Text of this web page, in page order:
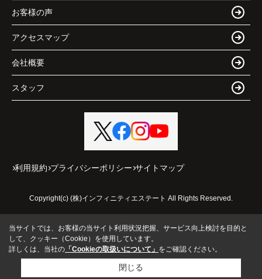
お客様の声
アクセスマップ
会社概要
スタッフ
利用規約 プライバシーポリシー サイトマップ
Copyright(c) (株)インフィニティエステート All Rights Reserved.
当サイトでは、お客様の当サイト利用状況把握、サービス向上検討を目的と
して、クッキー（Cookie）を使用しています。
詳しくは、当社の 「Cookieの取扱いについて」 をご確認ください。
閉じる